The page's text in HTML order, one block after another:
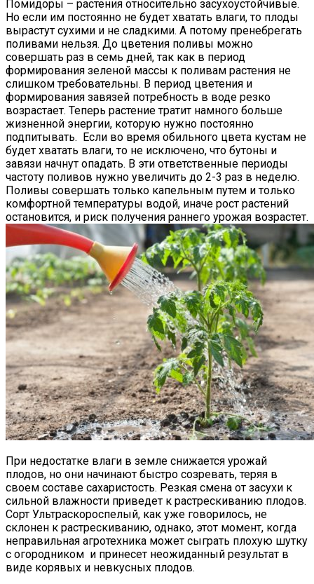
Помидоры – растения относительно засухоустойчивые.
Но если им постоянно не будет хватать влаги, то плоды
вырастут сухими и не сладкими. А потому пренебрегать
поливами нельзя. До цветения поливы можно
совершать раз в семь дней, так как в период
формирования зеленой массы к поливам растения не
слишком требовательны. В период цветения и
формирования завязей потребность в воде резко
возрастает. Теперь растение тратит намного больше
жизненной энергии, которую нужно постоянно
подпитывать. Если во время обильного цвета кустам не
будет хватать влаги, то не исключено, что бутоны и
завязи начнут опадать. В эти ответственные периоды
частоту поливов нужно увеличить до 2-3 раз в неделю.
Поливы совершать только капельным путем и только
комфортной температуры водой, иначе рост растений
остановится, и риск получения раннего урожая возрастет.
При недостатке влаги в земле снижается урожай
плодов, но они начинают быстро созревать, теряя в
своем составе сахаристость. Резкая смена от засухи к
сильной влажности приведет к растрескиванию плодов.
Сорт Ультраскороспелый, как уже говорилось, не
склонен к растрескиванию, однако, этот момент, когда
неправильная агротехника может сыграть плохую шутку
с огородником и принесет неожиданный результат в
виде корявых и невкусных плодов.